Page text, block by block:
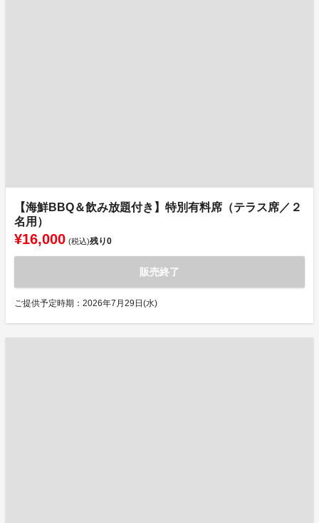
【海鮮BBQ＆飲み放題付き】特別有料席（テラス席／２
名用）
¥16,000 (税込)残り0
販売終了
ご提供予定時期：2026年7月29日(水)